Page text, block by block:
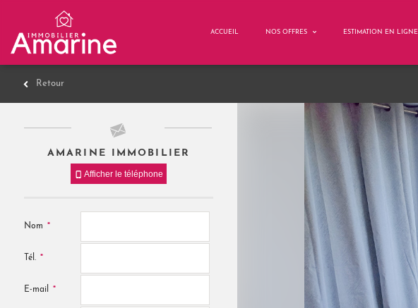
ACCUEIL NOS OFFRES ESTIMATION EN LIGNE
Retour
AMARINE IMMOBILIER
Afficher le téléphone
Nom *
Tél. *
E-mail *